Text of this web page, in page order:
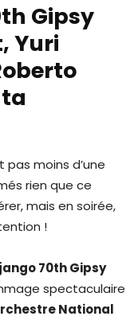
Gipsy
Yuri
moins d’une
rien que ce
mais en soirée,
!
70th Gipsy
spectaculaire
National